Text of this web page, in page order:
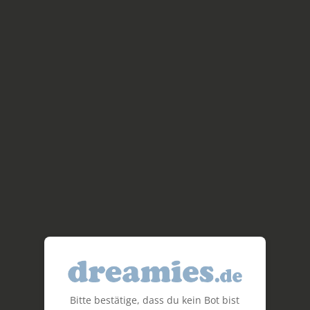
Bitte bestätige, dass du kein Bot bist